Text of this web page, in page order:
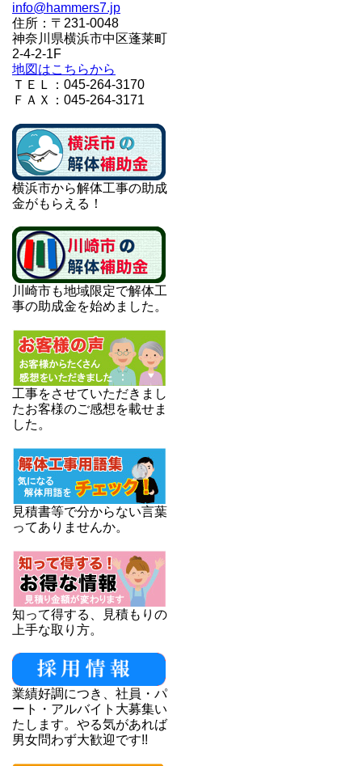
info@hammers7.jp
住所：〒231-0048
神奈川県横浜市中区蓬莱町
2-4-2-1F
地図はこちらから
ＴＥＬ：045-264-3170
ＦＡＸ：045-264-3171
横浜市から解体工事の助成
金がもらえる！
川崎市も地域限定で解体工
事の助成金を始めました。
工事をさせていただきまし
たお客様のご感想を載せま
した。
見積書等で分からない言葉
ってありませんか。
知って得する、見積もりの
上手な取り方。
業績好調につき、社員・パ
ート・アルバイト大募集い
たします。やる気があれば
男女問わず大歓迎です!!